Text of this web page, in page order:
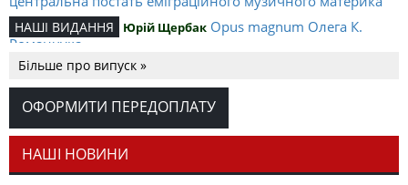
НАШІ ВИДАННЯ Юрій Щербак Opus magnum Олега К.
Романчука
РЕЦЕНЗІЇ Петро Іванишин
Романчука
СЛОВО РЕДАКЦІЙНЕ Олег К. Романчук
як уособлення української політстратегії й тактики
Більше про випуск »
ОФОРМИТИ ПЕРЕДОПЛАТУ
НАШІ НОВИНИ